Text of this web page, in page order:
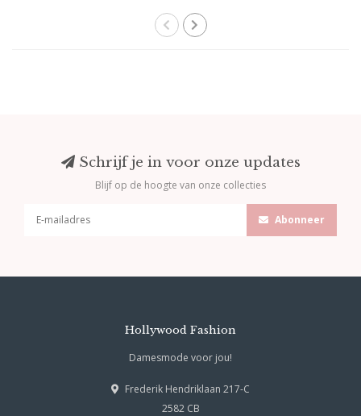
Schrijf je in voor onze updates
Blijf op de hoogte van onze collecties
Abonneer
Hollywood Fashion
Damesmode voor jou!
Frederik Hendriklaan 217-C
2582 CB